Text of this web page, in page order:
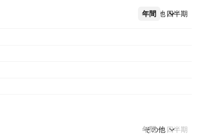
年間 四半期
その他
年間 四半期
その他